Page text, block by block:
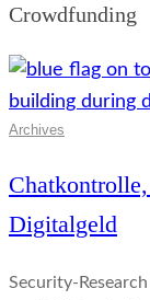
Crowdfunding
Archives
Digitalgeld
Security-